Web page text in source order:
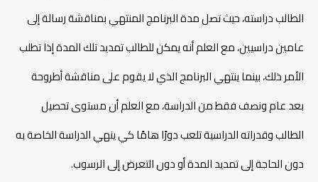
الطالب دراسته، حيث تصل مدة البرنامج المنتهي بمناقشة رسالة إلى
عامين دراسيين، مع العلم أنه يمكن للطالب تمديد تلك المدة إذا تطلب
الأمر ذلك، بينما ينتهي البرنامج الذي لا يقوم على مناقشة أطروحة
بعد عام ونصف فقط من الدراسة، مع العلم أن مستوى تحصيل
الطالب وقدراته الدراسية تلعب دورًا هامًا كي ينهي الدراسة الخاصة به
دون الحاجة إلى تمديد المدة أو دون التعرض إلى الرسوب.